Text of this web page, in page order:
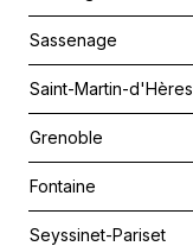
Sassenage
Saint-Martin-d'Hères
Grenoble
Fontaine
Seyssinet-Pariset